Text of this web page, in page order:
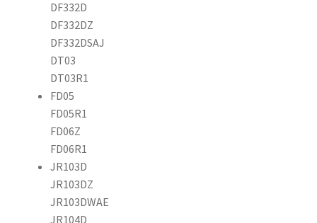
DF332D
DF332DZ
DF332DSAJ
DT03
DT03R1
FD05
FD05R1
FD06Z
FD06R1
JR103D
JR103DZ
JR103DWAE
JR104D